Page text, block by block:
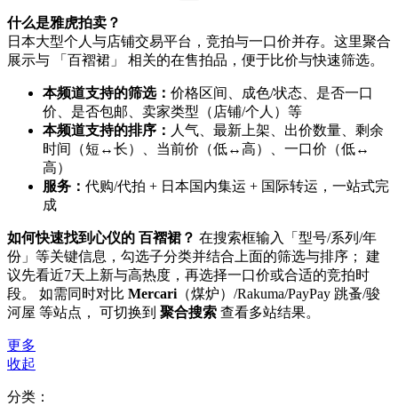
什么是雅虎拍卖？
日本大型个人与店铺交易平台，竞拍与一口价并存。这里聚合
展示与 「百褶裙」 相关的在售拍品，便于比价与快速筛选。
本频道支持的筛选： 价格区间、成色/状态、是否一口
价、是否包邮、卖家类型（店铺/个人）等
本频道支持的排序： 人气、最新上架、出价数量、剩余
时间（短↔长）、当前价（低↔高）、一口价（低↔
高）
服务： 代购/代拍 + 日本国内集运 + 国际转运，一站式完
成
如何快速找到心仪的 百褶裙？ 在搜索框输入「型号/系列/年
份」等关键信息，勾选子分类并结合上面的筛选与排序； 建
议先看近7天上新与高热度，再选择一口价或合适的竞拍时
段。 如需同时对比 Mercari （煤炉）/Rakuma/PayPay 跳蚤/骏
河屋 等站点， 可切换到 聚合搜索 查看多站结果。
更多
收起
分类：